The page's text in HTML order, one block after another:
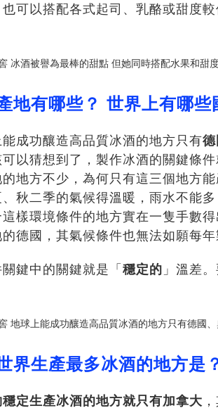
可以搭配各式起司、乳酪或甜度
地有哪些？ 世界上有哪些
成功釀造高品質冰酒的地方只有德
以猜想到了， 製作冰酒的關鍵條件
地方不少，為何只有這三個地方
秋二季的氣候得溫暖，雨水不能多
樣環境條件的地方實在一隻手數得
德國，其氣候條件也無法如願每年
鍵中的關鍵就是「 穩定的 」溫差
界生產最多冰酒的地方是
穩定生產冰酒的地方就只有加拿大